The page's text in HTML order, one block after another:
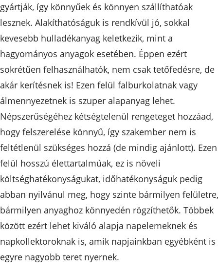
gyártják, így könnyűek és könnyen szállíthatóak
lesznek. Alakíthatóságuk is rendkívül jó, sokkal
kevesebb hulladékanyag keletkezik, mint a
hagyományos anyagok esetében. Éppen ezért
sokrétűen felhasználhatók, nem csak tetőfedésre, de
akár kerítésnek is! Ezen felül falburkolatnak vagy
álmennyezetnek is szuper alapanyag lehet.
Népszerűségéhez kétségtelenül rengeteget hozzáad,
hogy felszerelése könnyű, így szakember nem is
feltétlenül szükséges hozzá (de mindig ajánlott). Ezen
felül hosszú élettartalmúak, ez is növeli
költséghatékonyságukat, időhatékonyságuk pedig
abban nyilvánul meg, hogy szinte bármilyen felületre,
bármilyen anyaghoz könnyedén rögzíthetők. Többek
között ezért lehet kiváló alapja napelemeknek és
napkollektoroknak is, amik napjainkban egyébként is
egyre nagyobb teret nyernek.